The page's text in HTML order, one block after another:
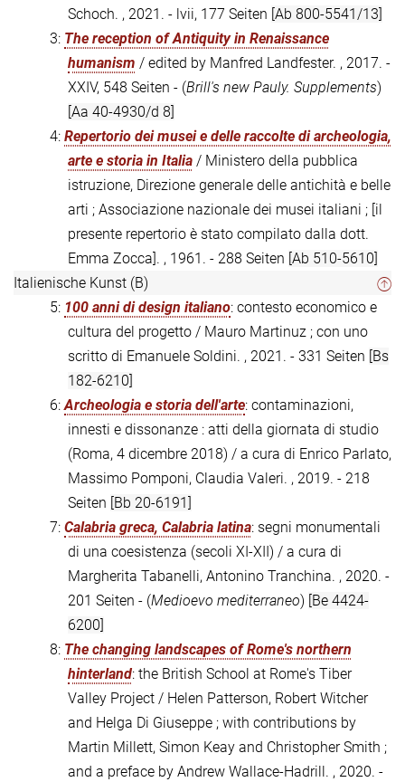
Schoch. , 2021. - lvii, 177 Seiten [Ab 800-5541/13]
3: The reception of Antiquity in Renaissance
humanism / edited by Manfred Landfester. , 2017. -
XXIV, 548 Seiten - (Brill's new Pauly. Supplements)
[Aa 40-4930/d 8]
4: Repertorio dei musei e delle raccolte di archeologia,
arte e storia in Italia / Ministero della pubblica
istruzione, Direzione generale delle antichità e belle
arti ; Associazione nazionale dei musei italiani ; [il
presente repertorio è stato compilato dalla dott.
Emma Zocca]. , 1961. - 288 Seiten [Ab 510-5610]
Italienische Kunst (B)
5: 100 anni di design italiano: contesto economico e
cultura del progetto / Mauro Martinuz ; con uno
scritto di Emanuele Soldini. , 2021. - 331 Seiten [Bs
182-6210]
6:Archeologia e storia dell'arte: contaminazioni,
innesti e dissonanze : atti della giornata di studio
(Roma, 4 dicembre 2018) / a cura di Enrico Parlato,
Massimo Pomponi, Claudia Valeri. , 2019. - 218
Seiten [Bb 20-6191]
7: Calabria greca, Calabria latina: segni monumentali
di una coesistenza (secoli XI-XII) / a cura di
Margherita Tabanelli, Antonino Tranchina. , 2020. -
201 Seiten - (Medioevo mediterraneo) [Be 4424-
6200]
8: The changing landscapes of Rome's northern
hinterland: the British School at Rome's Tiber
Valley Project / Helen Patterson, Robert Witcher
and Helga Di Giuseppe ; with contributions by
Martin Millett, Simon Keay and Christopher Smith ;
and a preface by Andrew Wallace-Hadrill. , 2020. -